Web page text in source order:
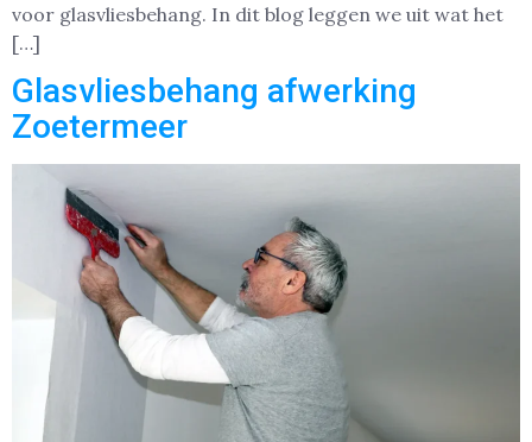
voor glasvliesbehang. In dit blog leggen we uit wat het
[…]
Glasvliesbehang afwerking
Zoetermeer